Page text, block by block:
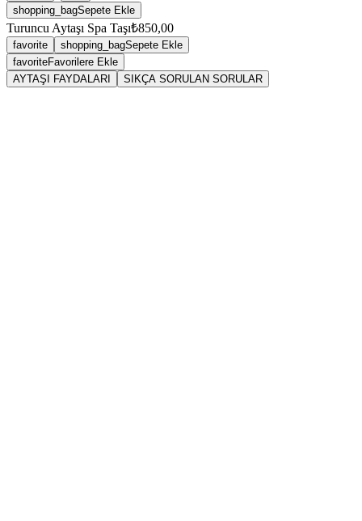
shopping_bagSepete Ekle
Turuncu Aytaşı Spa Taşı₺850,00
favorite shopping_bagSepete Ekle
favoriteFavorilere Ekle
AYTAŞI FAYDALARI
SIKÇA SORULAN SORULAR